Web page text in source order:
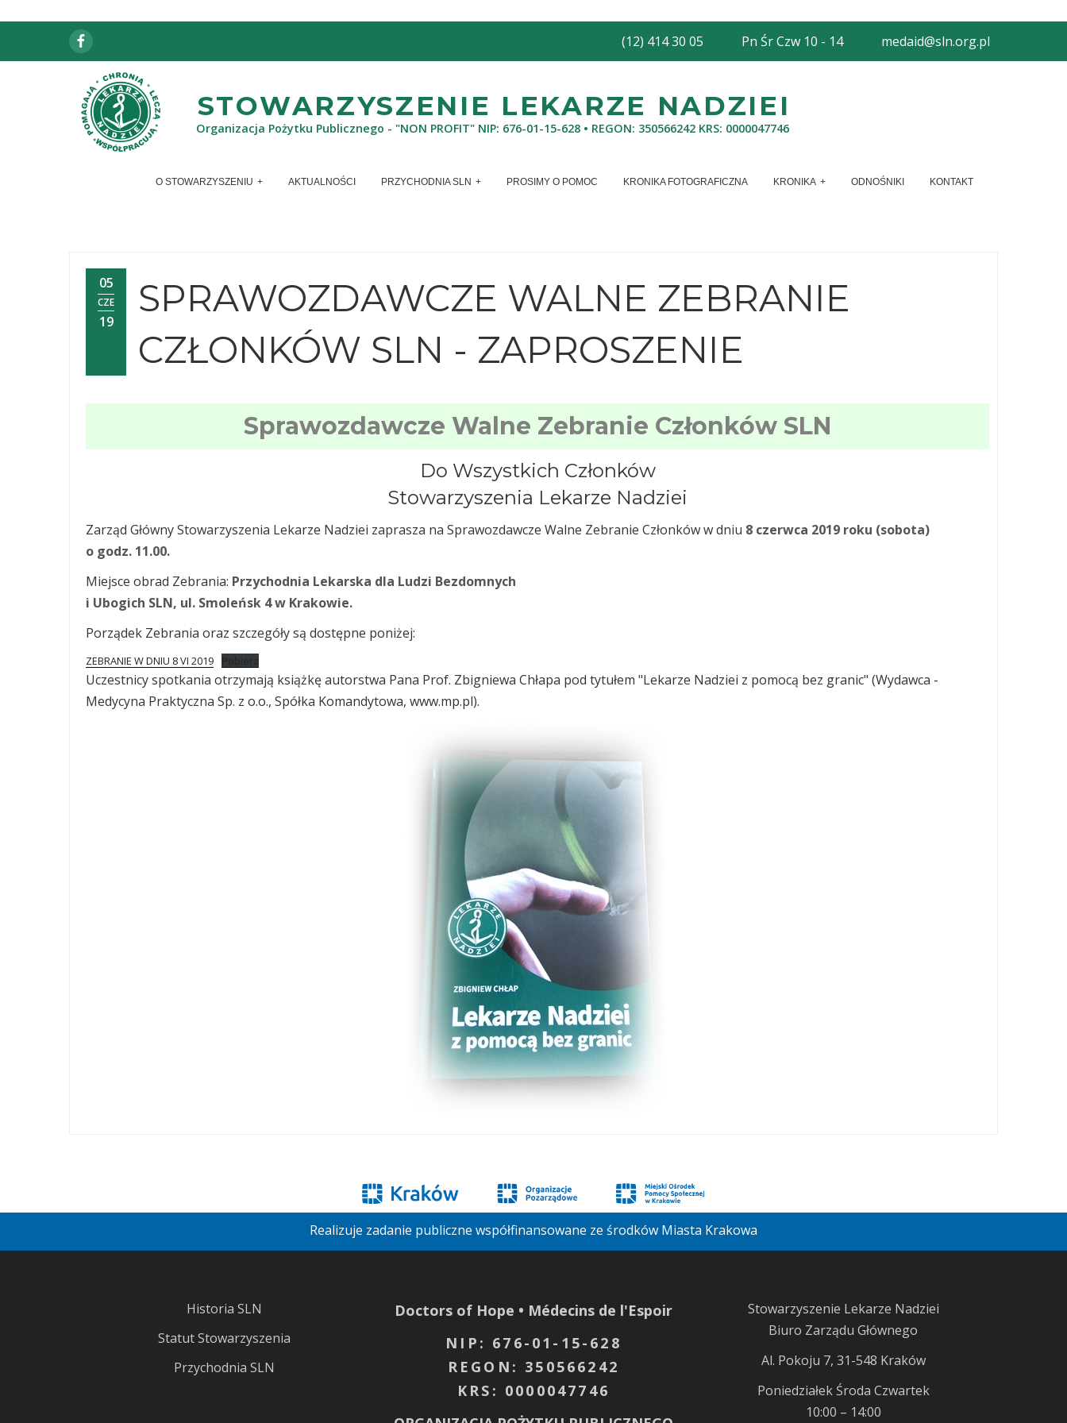
Facebook (12) 414 30 05 Pn Śr Czw 10 - 14 medaid@sln.org.pl
STOWARZYSZENIE LEKARZE NADZIEI
Organizacja Pożytku Publicznego - "NON PROFIT" NIP: 676-01-15-628 • REGON: 350566242 KRS: 0000047746
O STOWARZYSZENIU AKTUALNOŚCI PRZYCHODNIA SLN PROSIMY O POMOC KRONIKA FOTOGRAFICZNA KRONIKA ODNOŚNIKI KONTAKT
05
CZE
19
SPRAWOZDAWCZE WALNE ZEBRANIE
CZŁONKÓW SLN - ZAPROSZENIE
Sprawozdawcze Walne Zebranie Członków SLN
Do Wszystkich Członków
Stowarzyszenia Lekarze Nadziei
Zarząd Główny Stowarzyszenia Lekarze Nadziei zaprasza na Sprawozdawcze Walne Zebranie Członków w dniu 8 czerwca 2019 roku (sobota)
o godz. 11.00.
Miejsce obrad Zebrania: Przychodnia Lekarska dla Ludzi Bezdomnych
i Ubogich SLN, ul. Smoleńsk 4 w Krakowie.
Porządek Zebrania oraz szczegóły są dostępne poniżej:
ZEBRANIE W DNIU 8 VI 2019 Pobierz
Uczestnicy spotkania otrzymają książkę autorstwa Pana Prof. Zbigniewa Chłapa pod tytułem "Lekarze Nadziei z pomocą bez granic" (Wydawca -
Medycyna Praktyczna Sp. z o.o., Spółka Komandytowa, www.mp.pl).
Realizuje zadanie publiczne współfinansowane ze środków Miasta Krakowa
Historia SLN
Statut Stowarzyszenia
Przychodnia SLN
Doctors of Hope • Médecins de l'Espoir
NIP: 676-01-15-628
REGON: 350566242
KRS: 0000047746
Stowarzyszenie Lekarze Nadziei
Biuro Zarządu Głównego
Al. Pokoju 7, 31-548 Kraków
Poniedziałek Środa Czwartek
10:00 – 14:00